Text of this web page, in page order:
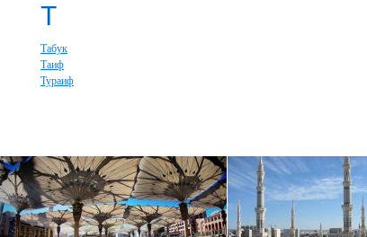
Т
Табук
Таиф
Тураиф